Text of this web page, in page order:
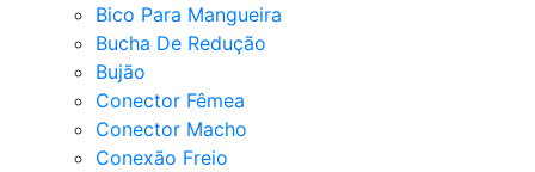
Bico Para Mangueira
Bucha De Redução
Bujão
Conector Fêmea
Conector Macho
Conexão Freio